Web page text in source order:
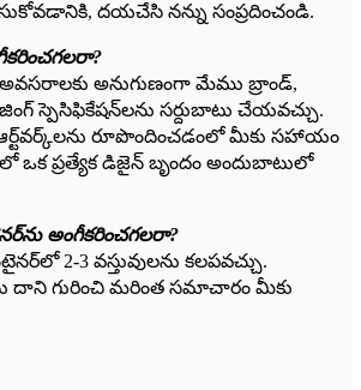
దయచేసి నన్ను సంప్రదించండి.
అవసరాలకు అనుగుణంగా మేము బ్రాండ్,
స్పెసిఫికేషన్‌లను సర్దుబాటు చేయవచ్చు.
రూపొందించడంలో మీకు సహాయం
ప్రత్యేక డిజైన్ బృందం అందుబాటులో
అంగీకరించగలరా?
2-3 వస్తువులను కలపవచ్చు.
దాని గురించి మరింత సమాచారం మీకు